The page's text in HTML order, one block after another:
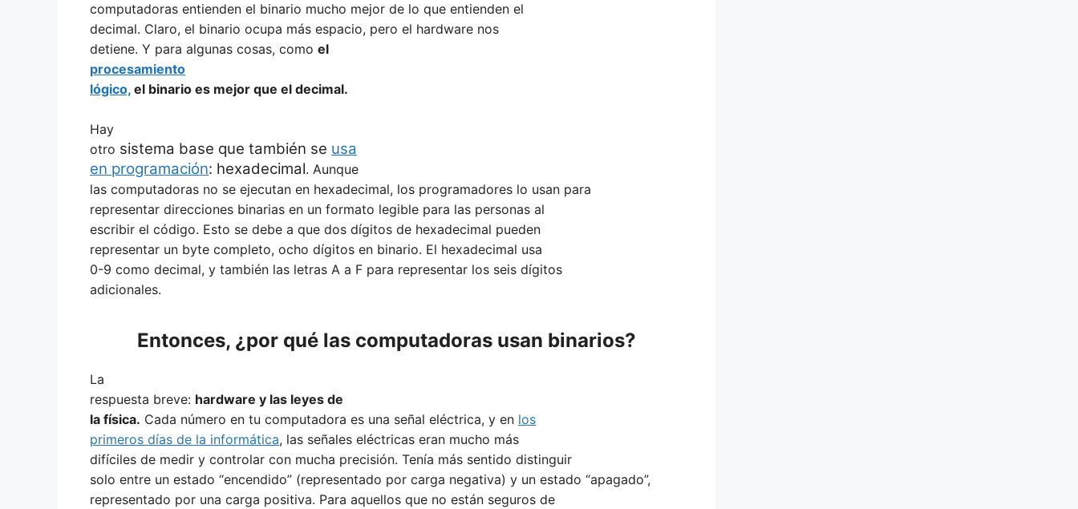
computadoras entienden el binario mucho mejor de lo que entienden el
decimal. Claro, el binario ocupa más espacio, pero el hardware nos
detiene. Y para algunas cosas, como el
procesamiento
lógico, el binario es mejor que el decimal.
Hay
otro sistema base que también se usa
en programación: hexadecimal. Aunque
las computadoras no se ejecutan en hexadecimal, los programadores lo usan para
representar direcciones binarias en un formato legible para las personas al
escribir el código. Esto se debe a que dos dígitos de hexadecimal pueden
representar un byte completo, ocho dígitos en binario. El hexadecimal usa
0-9 como decimal, y también las letras A a F para representar los seis dígitos
adicionales.
Entonces, ¿por qué las computadoras usan binarios?
La
respuesta breve: hardware y las leyes de
la física. Cada número en tu computadora es una señal eléctrica, y en los
primeros días de la informática, las señales eléctricas eran mucho más
difíciles de medir y controlar con mucha precisión. Tenía más sentido distinguir
solo entre un estado “encendido” (representado por carga negativa) y un estado “apagado”,
representado por una carga positiva. Para aquellos que no están seguros de